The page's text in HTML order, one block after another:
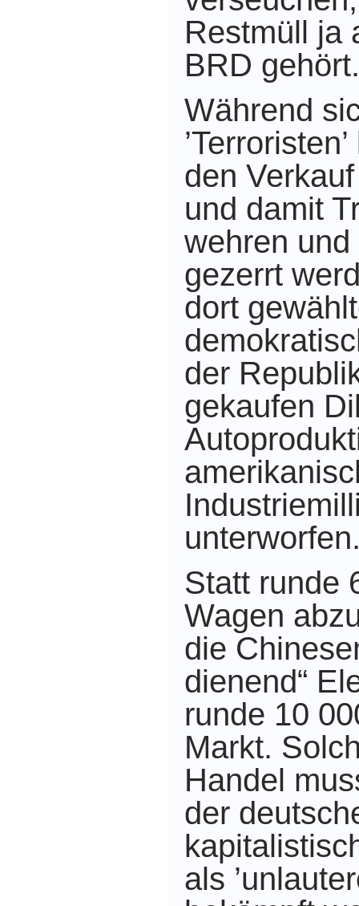
Restmüll ja
BRD gehört.
Während
den
und damit
wehren
gezerrt
dort
der
gekaufen
Statt runde
Wagen
die
dienend“
runde 10
Markt.
Handel
der
als